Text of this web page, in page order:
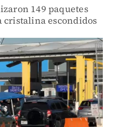
149 paquetes
cristalina escondidos